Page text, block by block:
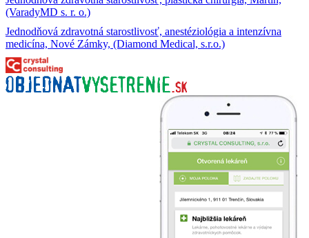
(VaradyMD s. r. o.)
Jednodňová zdravotná starostlivosť, anestéziológia a intenzívna
medicína, Nové Zámky, (Diamond Medical, s.r.o.)